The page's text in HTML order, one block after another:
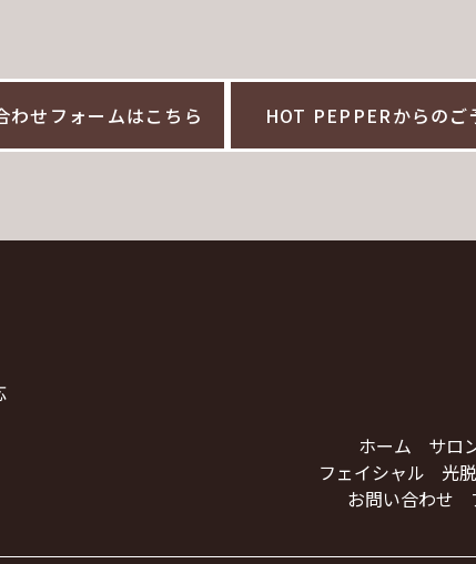
わせフォームはこちら HOT PEPPERからのご
ホーム
サロ
フェイシャル
光
お問い合わせ